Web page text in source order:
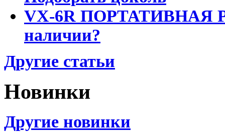
VX-6R ПОРТАТИВНАЯ
наличии?
Другие статьи
Новинки
Другие новинки